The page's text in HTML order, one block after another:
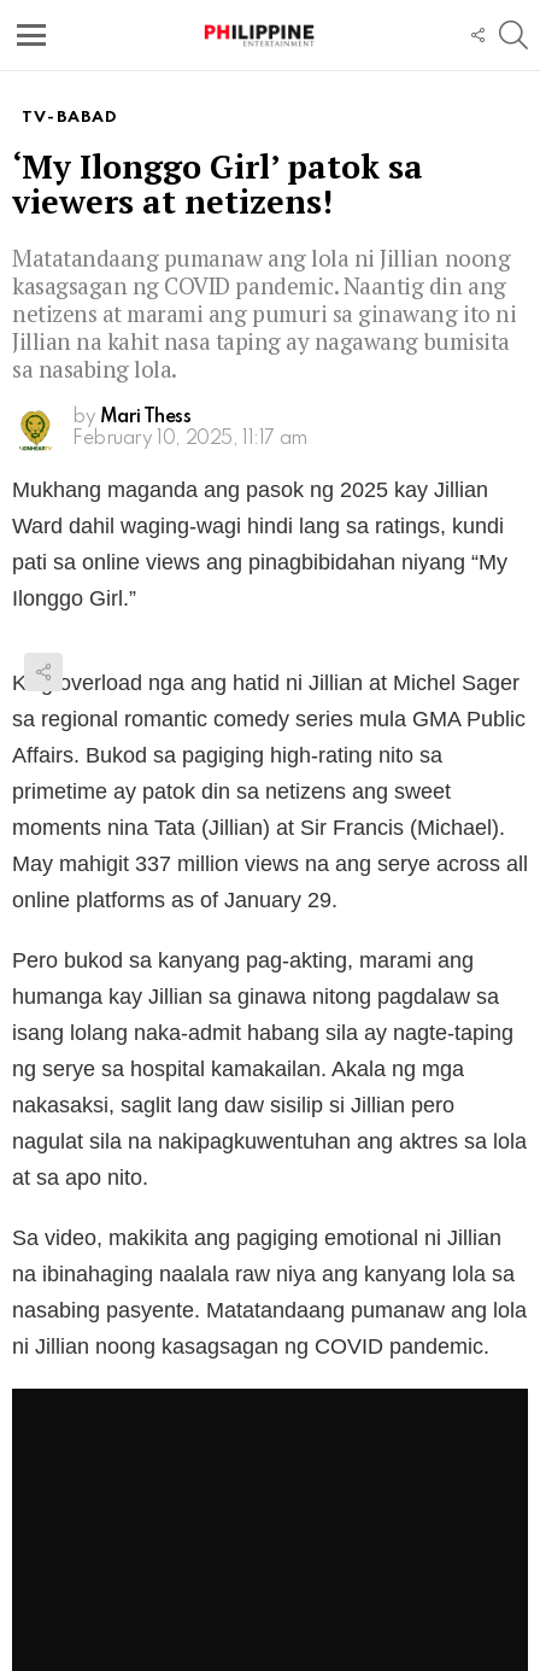
TV-BABAD
‘My Ilonggo Girl’ patok sa
viewers at netizens!
Matatandaang pumanaw ang lola ni Jillian noong
kasagsagan ng COVID pandemic. Naantig din ang
netizens at marami ang pumuri sa ginawang ito ni
Jillian na kahit nasa taping ay nagawang bumisita
sa nasabing lola.
by Mari Thess
February 10, 2025, 11:17 am
Mukhang maganda ang pasok ng 2025 kay Jillian
Ward dahil waging-wagi hindi lang sa ratings, kundi
pati sa online views ang pinagbibidahan niyang “My
Ilonggo Girl.”
Kilig overload nga ang hatid ni Jillian at Michel Sager
sa regional romantic comedy series mula GMA Public
Affairs. Bukod sa pagiging high-rating nito sa
primetime ay patok din sa netizens ang sweet
moments nina Tata (Jillian) at Sir Francis (Michael).
May mahigit 337 million views na ang serye across all
online platforms as of January 29.
Pero bukod sa kanyang pag-akting, marami ang
humanga kay Jillian sa ginawa nitong pagdalaw sa
isang lolang naka-admit habang sila ay nagte-taping
ng serye sa hospital kamakailan. Akala ng mga
nakasaksi, saglit lang daw sisilip si Jillian pero
nagulat sila na nakipagkuwentuhan ang aktres sa lola
at sa apo nito.
Sa video, makikita ang pagiging emotional ni Jillian
na ibinahaging naalala raw niya ang kanyang lola sa
nasabing pasyente. Matatandaang pumanaw ang lola
ni Jillian noong kasagsagan ng COVID pandemic.